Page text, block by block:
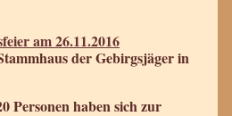
am 26.11.2016
der Gebirgsjäger in
Personen haben sich zur